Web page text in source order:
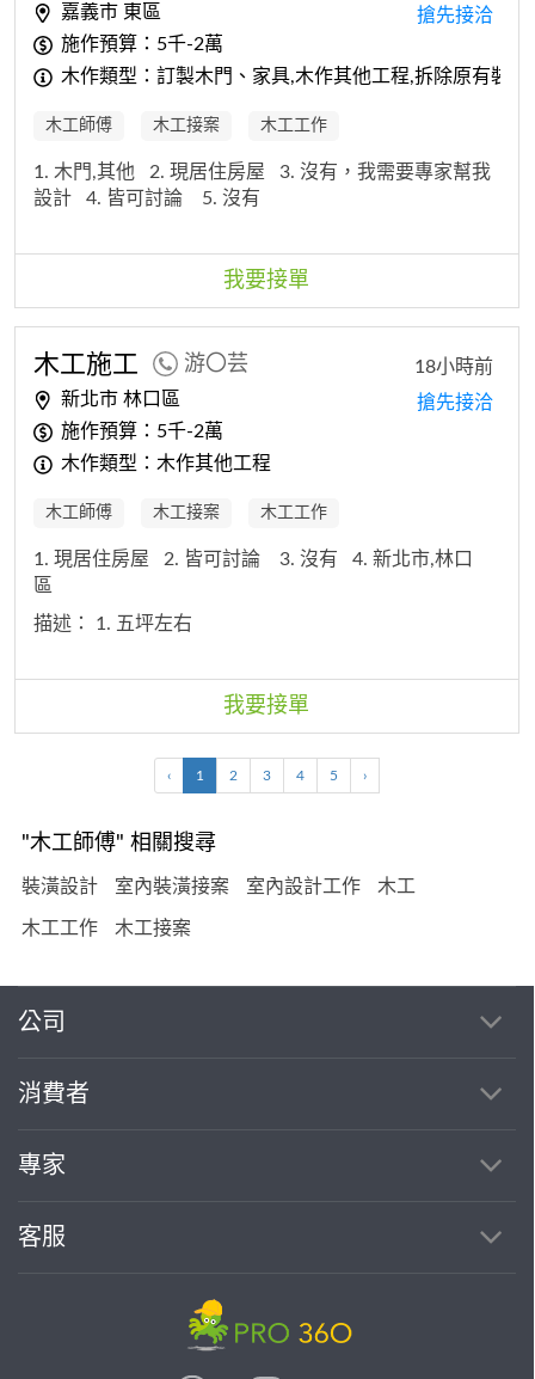
嘉義市 東區
施作預算：5千-2萬
木作類型：訂製木門、家具,木作其他工程,拆除原有裝潢
搶先接洽
木工師傅 木工接案 木工工作
1. 木門,其他 2. 現居住房屋
3. 沒有，我需要專家幫我
設計
4. 皆可討論 5. 沒有
我要接單
木工施工 游〇芸
新北市 林口區
施作預算：5千-2萬
木作類型：木作其他工程
18小時前
搶先接洽
木工師傅 木工接案 木工工作
1. 現居住房屋 2. 皆可討論 3. 沒有
4. 新北市,林口
區
描述： 1. 五坪左右
我要接單
‹ 1 2 3 4 5 ›
"木工師傅" 相關搜尋
裝潢設計 室內裝潢接案 室內設計工作 木工
木工工作 木工接案
公司
消費者
專家
客服